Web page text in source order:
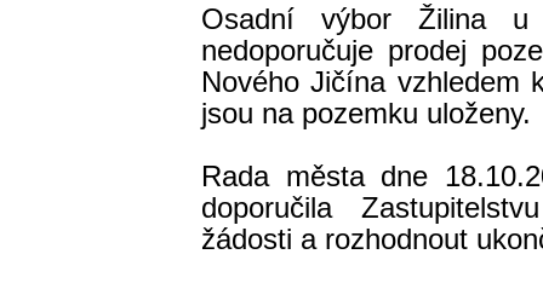
Osadní výbor Žilina u
nedoporučuje prodej
Nového Jičína vzhledem
jsou na pozemku uloženy.
Rada města dne
doporučila
žádosti a rozhodnout